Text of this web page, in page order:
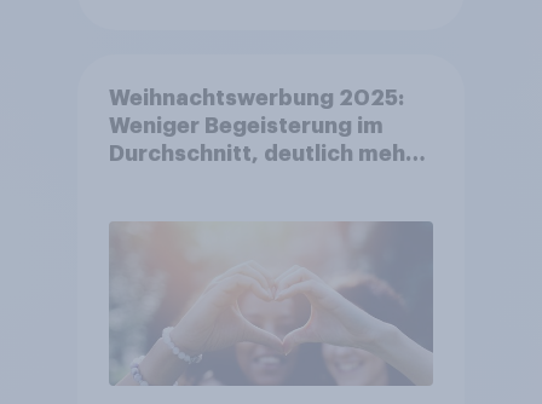
Weihnachtswerbung 2025:
Weniger Begeisterung im
Durchschnitt, deutlich mehr